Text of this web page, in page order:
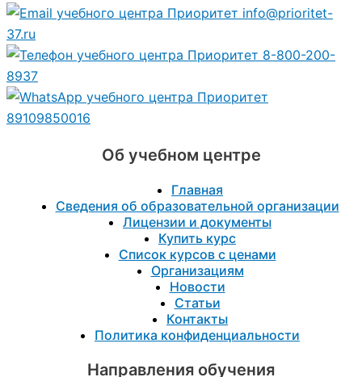
info@prioritet-
37.ru
8-800-200-
8937
89109850016
Об учебном центре
Главная
Сведения об образовательной организации
Лицензии и документы
Купить курс
Список курсов с ценами
Организациям
Новости
Статьи
Контакты
Политика конфиденциальности
Направления обучения